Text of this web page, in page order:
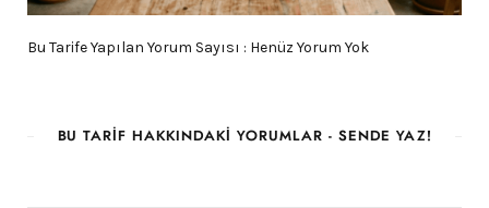
Bu Tarife Yapılan Yorum Sayısı : Henüz Yorum Yok
BU TARIF HAKKINDAKI YORUMLAR - SENDE YAZ!